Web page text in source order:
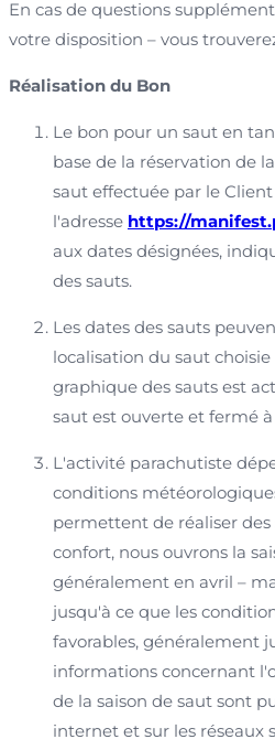
En cas de questions
votre disposition – vous
Réalisation du Bon
Le bon pour un saut en
base de la réservation de
saut effectuée par le
l'adresse https://
aux dates désignées,
des sauts.
Les dates des sauts
localisation du saut
graphique des sauts est
saut est ouverte et fermé à
L'activité parachutiste
conditions
permettent de réaliser
confort, nous ouvrons la
généralement en avril –
jusqu'à ce que les
favorables, généralement
informations concernant
de la saison de saut sont
internet et sur les réseaux